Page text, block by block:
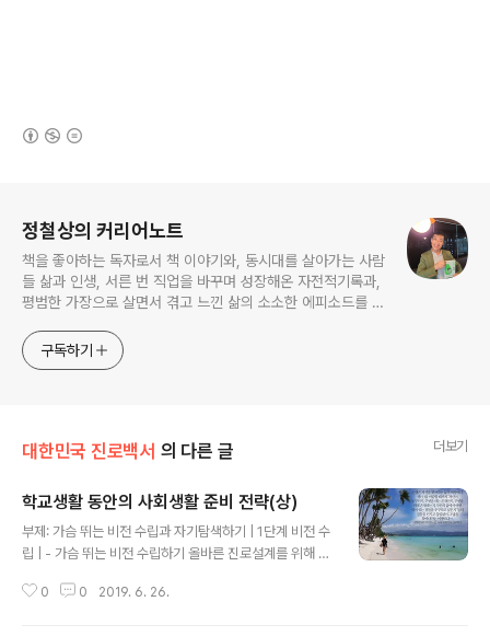
정철상의 커리어노트
책을 좋아하는 독자로서 책 이야기와, 동시대를 살아가는 사람
들 삶과 인생, 서른 번 직업을 바꾸며 성장해온 자전적기록과,
평범한 가장으로 살면서 겪고 느낀 삶의 소소한 에피소드를 전
고픈 커리어코치, 유튜브: 정교수의 인생수업
구독하기
대한민국 진로백서 의 다른 글 더보기
학교생활 동안의 사회생활 준비 전략(상)
부제: 가슴 뛰는 비전 수립과 자기탐색하기 | 1단계 비전 수
립 | - 가슴 뛰는 비전 수립하기 올바른 진로설계를 위해 무
것인지 알려주는 삶의 나침반’이다. 그런 면에서 취업에 앞
0 0 2019. 6. 26.